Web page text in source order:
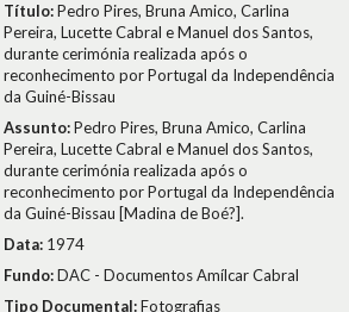
Título:Pedro Pires, Bruna Amico, Carlina
Pereira, Lucette Cabral e Manuel dos Santos,
durante cerimónia realizada após o
reconhecimento por Portugal da Independência
da Guiné-Bissau
Assunto:Pedro Pires, Bruna Amico, Carlina
Pereira, Lucette Cabral e Manuel dos Santos,
durante cerimónia realizada após o
reconhecimento por Portugal da Independência
da Guiné-Bissau [Madina de Boé?].
Data: 1974
Fundo:DAC - Documentos Amílcar Cabral
Tipo Documental:Fotografias